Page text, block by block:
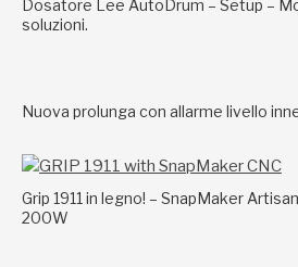
Dosatore Lee AutoDrum – Setup –
soluzioni.
Nuova prolunga con allarme livello
Grip 1911 in legno! – SnapMaker
200W